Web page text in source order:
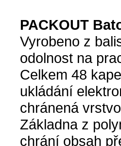
PACKOUT
Vyrobeno z
odolnost na
Celkem 48
ukládání
chránená
Základna z
chrání obsah